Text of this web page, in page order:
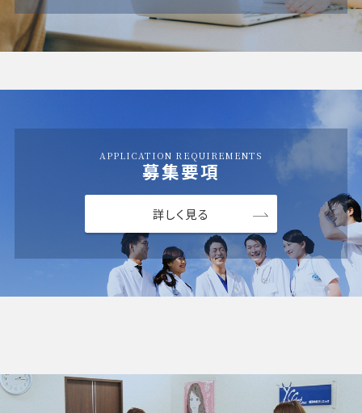
APPLICATION REQUIREMENTS
募集要項
詳しく見る